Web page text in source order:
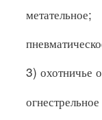
метательное;
3) охотничье
огнестрельное